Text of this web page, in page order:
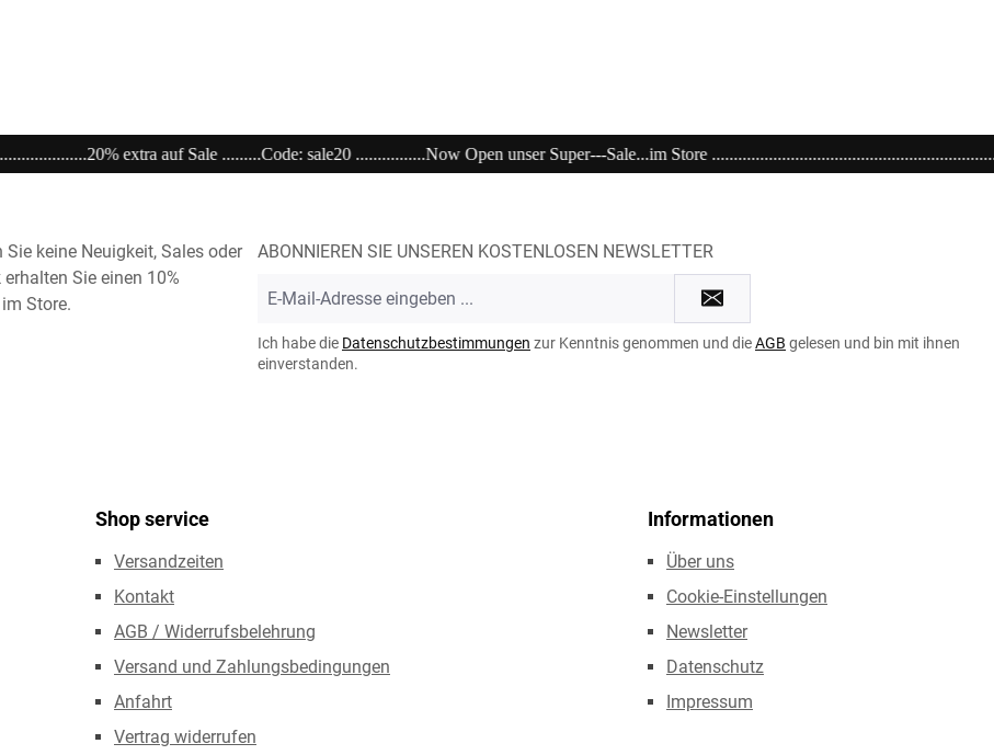
sale20 ................Now Open unser Super---Sale...im Store
keine Neuigkeit, Sales oder
Sie einen 10%
Store.
ABONNIEREN SIE UNSEREN KOSTENLOSEN NEWSLETTER
Mail-
*
Ich habe die Datenschutzbestimmungen zur Kenntnis genommen und dieAGB gelesen und bin mit ihnen
einverstanden.
Shop service
Versandzeiten
Kontakt
AGB / Widerrufsbelehrung
Versand und Zahlungsbedingungen
Anfahrt
Vertrag widerrufen
Informationen
Über uns
Cookie-Einstellungen
Newsletter
Datenschutz
Impressum